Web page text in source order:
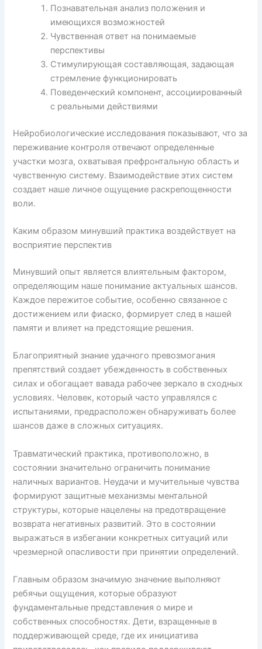
Познавательная анализ положения и
имеющихся возможностей
Чувственная ответ на понимаемые
перспективы
Стимулирующая составляющая, задающая
стремление функционировать
Поведенческий компонент, ассоциированный
с реальными действиями
Нейробиологические исследования показывают, что за
переживание контроля отвечают определенные
участки мозга, охватывая префронтальную область и
чувственную систему. Взаимодействие этих систем
создает наше личное ощущение раскрепощенности
воли.
Каким образом минувший практика воздействует на
восприятие перспектив
Минувший опыт является влиятельным фактором,
определяющим наше понимание актуальных шансов.
Каждое пережитое событие, особенно связанное с
достижением или фиаско, формирует след в нашей
памяти и влияет на предстоящие решения.
Благоприятный знание удачного превозмогания
препятствий создает убежденность в собственных
силах и обогащает вавада рабочее зеркало в сходных
условиях. Человек, который часто управлялся с
испытаниями, предрасположен обнаруживать более
шансов даже в сложных ситуациях.
Травматический практика, противоположно, в
состоянии значительно ограничить понимание
наличных вариантов. Неудачи и мучительные чувства
формируют защитные механизмы ментальной
структуры, которые нацелены на предотвращение
возврата негативных развитий. Это в состоянии
выражаться в избегании конкретных ситуаций или
чрезмерной опасливости при принятии определений.
Главным образом значимую значение выполняют
ребячьи ощущения, которые образуют
фундаментальные представления о мире и
собственных способностях. Дети, взращенные в
поддерживающей среде, где их инициатива